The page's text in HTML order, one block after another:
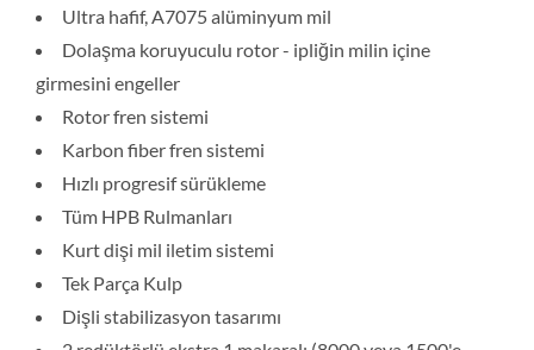
Ultra hafif, A7075 alüminyum mil
Dolaşma koruyuculu rotor - ipliğin milin içine
girmesini engeller
Rotor fren sistemi
Karbon fiber fren sistemi
Hızlı progresif sürükleme
Tüm HPB Rulmanları
Kurt dişi mil iletim sistemi
Tek Parça Kulp
Dişli stabilizasyon tasarımı